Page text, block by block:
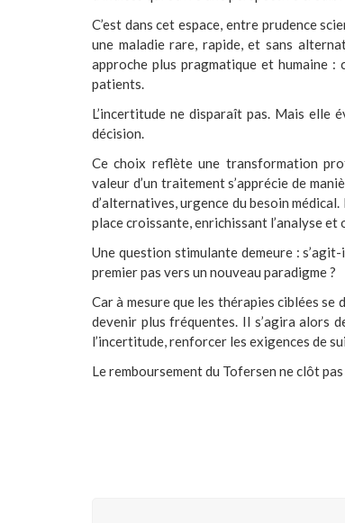
C’est dans cet espace, entre prudence
une maladie rare, rapide, et sans
approche plus pragmatique et humaine
patients.
L’incertitude ne disparaît pas. Mais elle
décision.
Ce choix reflète une transformation
valeur d’un traitement s’apprécie de
d’alternatives, urgence du besoin
place croissante, enrichissant l’analyse
Une question stimulante demeure :
premier pas vers un nouveau paradigme ?
Car à mesure que les thérapies ciblées
devenir plus fréquentes. Il s’agira alors
l’incertitude, renforcer les exigences de
Le remboursement du Tofersen ne clôt